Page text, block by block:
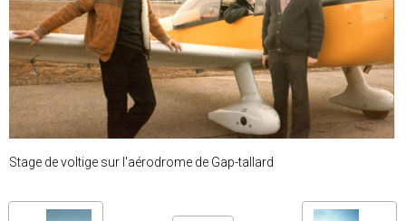
Stage de voltige sur l'aérodrome de Gap-tallard